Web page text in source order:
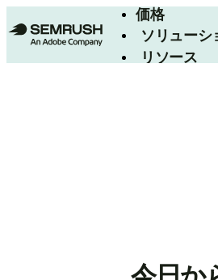
価格
ソリューシ
リソース